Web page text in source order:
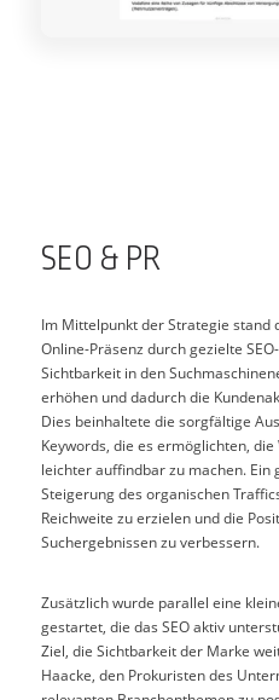
SEO & PR
Im Mittelpunkt der Strategie stand
Online-Präsenz durch gezielte
Sichtbarkeit in den
erhöhen und dadurch die
Dies beinhaltete die sorgfältige
Keywords, die es ermöglichten,
leichter auffindbar zu machen. Ein
Steigerung des organischen
Reichweite zu erzielen und die
Suchergebnissen zu verbessern.
Zusätzlich wurde parallel eine
gestartet, die das SEO aktiv
Ziel, die Sichtbarkeit der Marke
Haacke, den Prokuristen des